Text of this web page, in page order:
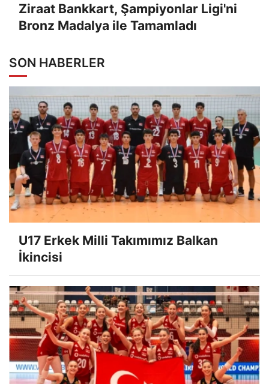
Ziraat Bankkart, Şampiyonlar Ligi'ni
Bronz Madalya ile Tamamladı
SON HABERLER
U17 Erkek Milli Takımımız Balkan
İkincisi